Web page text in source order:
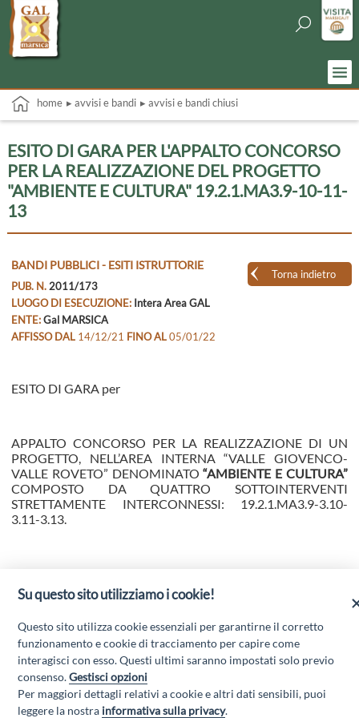
home ▸ avvisi e bandi ▸ avvisi e bandi chiusi
ESITO DI GARA PER L'APPALTO CONCORSO
PER LA REALIZZAZIONE DEL PROGETTO
"AMBIENTE E CULTURA" 19.2.1.MA3.9-10-11-
13
Torna indietro
BANDI PUBBLICI - ESITI ISTRUTTORIE
PUB. N. 2011/173
LUOGO DI ESECUZIONE: Intera Area GAL
ENTE:Gal MARSICA
AFFISSO DAL 14/12/21 FINO AL05/01/22
ESITO DI GARA per
APPALTO CONCORSO PER LA REALIZZAZIONE DI UN
PROGETTO, NELL’AREA INTERNA “VALLE GIOVENCO-
VALLE ROVETO” DENOMINATO“AMBIENTE E CULTURA”
COMPOSTO DA QUATTRO SOTTOINTERVENTI
STRETTAMENTE INTERCONNESSI: 19.2.1.MA3.9-3.10-
3.11-3.13.
Scarica l'allegato
Scarica l'allegato
Su questo sito utilizziamo i cookie!
Questo sito utilizza cookie essenziali per garantirne il corretto
funzionamento e cookie di tracciamento per capire come
interagisci con esso. Questi ultimi saranno impostati solo previo
consenso.Gestisci opzioni
Per maggiori dettagli relativi a cookie e altri dati sensibili, puoi
leggere la nostra informativa sulla privacy.